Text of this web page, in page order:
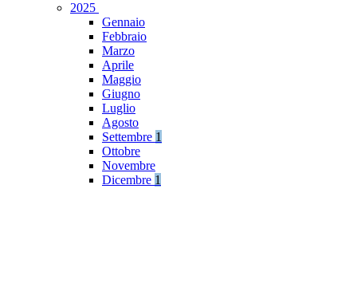
2025
Gennaio
Febbraio
Marzo
Aprile
Maggio
Giugno
Luglio
Agosto
Settembre 1
Ottobre
Novembre
Dicembre 1